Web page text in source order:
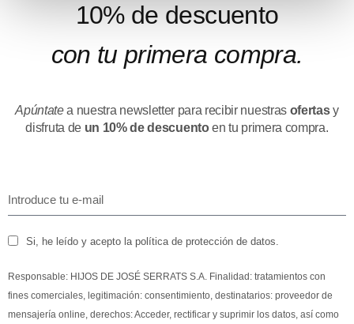
10% de descuento
con tu primera compra.
Apúntatea nuestra newsletter para recibir nuestras ofertasy
disfruta de un 10% de descuentoen tu primera compra.
Si, he leído y acepto la política de protección de datos.
Responsable: HIJOS DE JOSÉ SERRATS S.A. Finalidad: tratamientos con
fines comerciales, legitimación: consentimiento, destinatarios: proveedor de
mensajería online, derechos: Acceder, rectificar y suprimir los datos, así como